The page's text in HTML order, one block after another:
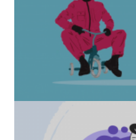
“Squid Game” Bize